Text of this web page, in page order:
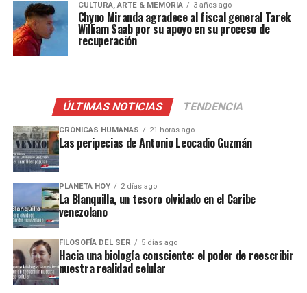
CULTURA, ARTE & MEMORIA 3 años ago
Chyno Miranda agradece al fiscal general Tarek
William Saab por su apoyo en su proceso de
recuperación
ÚLTIMAS NOTICIAS TENDENCIA
CRÓNICAS HUMANAS 21 horas ago
Las peripecias de Antonio Leocadio Guzmán
PLANETA HOY 2 días ago
La Blanquilla, un tesoro olvidado en el Caribe
venezolano
FILOSOFÍA DEL SER 5 días ago
Hacia una biología consciente: el poder de reescribir
nuestra realidad celular